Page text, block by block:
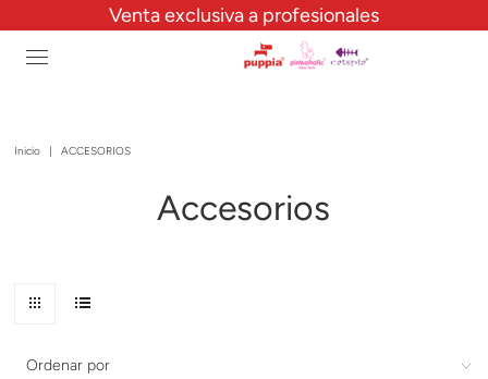
Venta exclusiva a profesionales
Inicio | ACCESORIOS
Accesorios
Ordenar por